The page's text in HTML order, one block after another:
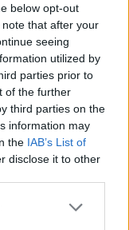
below opt-out
that after your
seeing
utilized by
parties prior to
of the further
third parties on the
information may
the IAB’s List of
disclose it to other
σήμερα η